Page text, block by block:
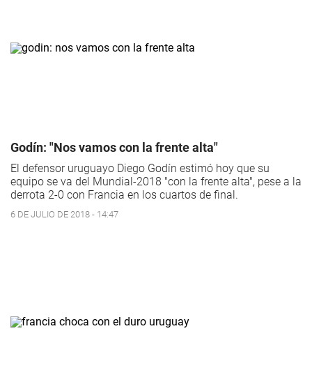
Godín: "Nos vamos con la frente alta"
El defensor uruguayo Diego Godín estimó hoy que su
equipo se va del Mundial-2018 "con la frente alta", pese a la
derrota 2-0 con Francia en los cuartos de final.
6 DE JULIO DE 2018 - 14:47